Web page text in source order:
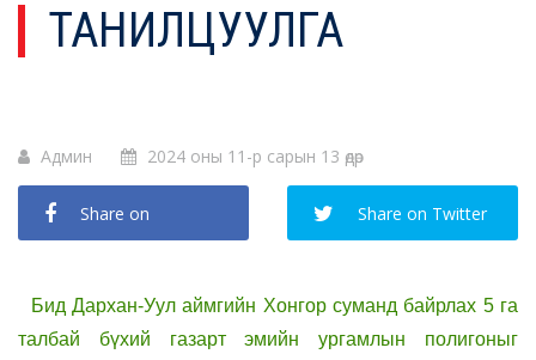
ТАНИЛЦУУЛГА
Админ 2024 оны 11-р сарын 13 өдөр
Share on Share on Twitter
Бид Дархан-Уул аймгийн Хонгор суманд байрлах 5 га
талбай бүхий газарт эмийн ургамлын полигоныг